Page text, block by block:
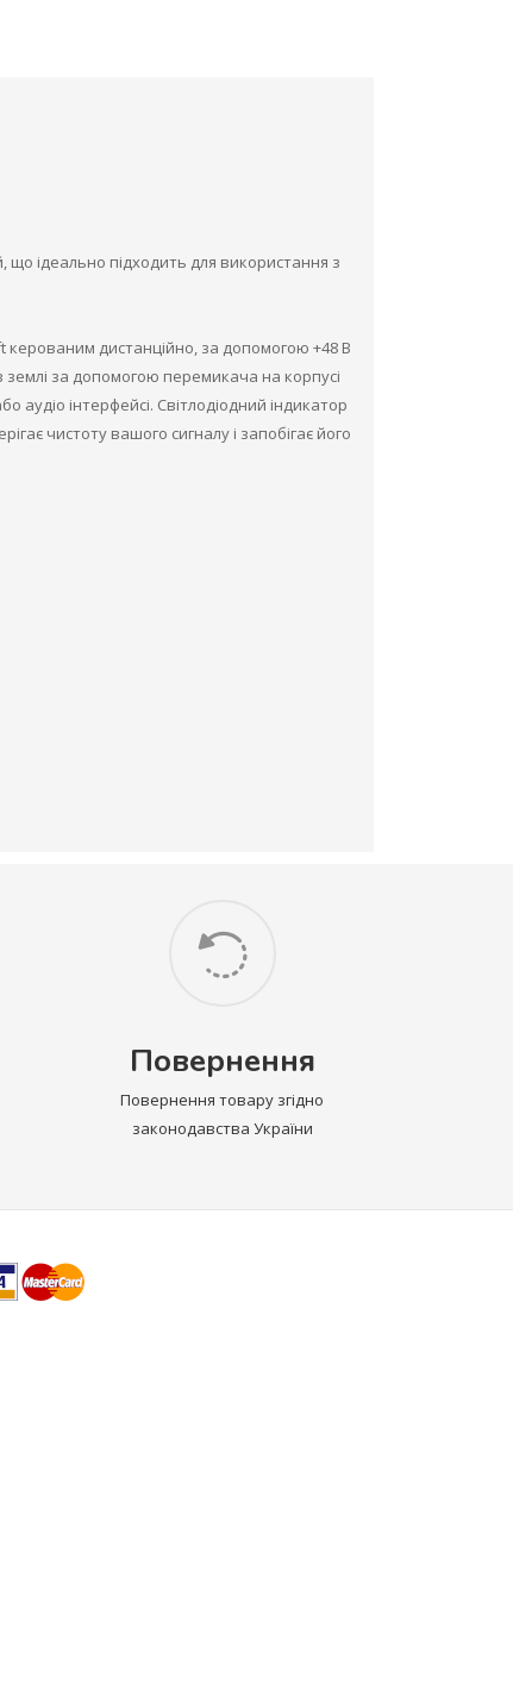
що ідеально підходить для використання з
керованим дистанційно, за допомогою +48 В
за допомогою перемикача на корпусі
інтерфейсі. Світлодіодний індикатор
чистоту вашого сигналу і запобігає його
Повернення
Повернення товару згідно
законодавства України